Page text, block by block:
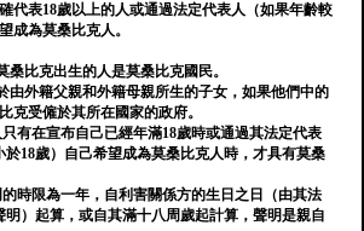
代表18歲以上的人或通過法定代表人（如果年齡較
成為莫桑比克人。
桑比克出生的人是莫桑比克國民。
由外籍父親和外籍母親所生的子女，如果他們中的
克受僱於其所在國家的政府。
有在宣布自己已經年滿18歲時或通過其法定代表
於18歲）自己希望成為莫桑比克人時，才具有莫桑
時限為一年，自利害關係方的生日之日（由其法
明）起算，或自其滿十八周歲起計算，聲明是親自